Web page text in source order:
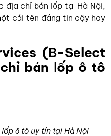
địa chỉ bán lốp tại Hà Nội,
cái tên đáng tin cậy hay
(B-Select
bán lốp ô tô
ô tô uy tín tại Hà Nội